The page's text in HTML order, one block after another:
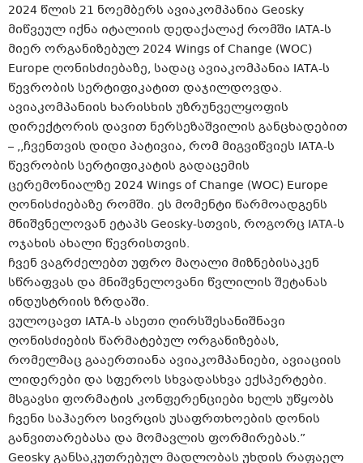
2024 წლის 21 ნოემბერს ავიაკომპანია Geosky
მიწვეულ იქნა იტალიის დედაქალაქ რომში IATA-ს
მიერ ორგანიზებულ 2024 Wings of Change (WOC)
Europe ღონისძიებაზე, სადაც ავიაკომპანია IATA-ს
წევრობის სერტიფიკატით დაჯილდოვდა.
ავიაკომპანიის ხარისხის უზრუნველყოფის
დირექტორის დავით ნერსეზაშვილის განცხადებით
– ,,ჩვენთვის დიდი პატივია, რომ მიგვიწვიეს IATA-ს
წევრობის სერტიფიკატის გადაცემის
ცერემონიალზე 2024 Wings of Change (WOC) Europe
ღონისძიებაზე რომში. ეს მომენტი წარმოადგენს
მნიშვნელოვან ეტაპს Geosky-სთვის, როგორც IATA-ს
ოჯახის ახალი წევრისთვის.
ჩვენ ვაგრძელებთ უფრო მაღალი მიზნებისაკენ
სწრაფვას და მნიშვნელოვანი წვლილის შეტანას
ინდუსტრიის ზრდაში.
ვულოცავთ IATA-ს ასეთი ღირსშესანიშნავი
ღონისძიების წარმატებულ ორგანიზებას,
რომელმაც გააერთიანა ავიაკომპანიები, ავიაციის
ლიდერები და სფეროს სხვადასხვა ექსპერტები.
მსგავსი ფორმატის კონფერენციები ხელს უწყობს
ჩვენი საჰაერო სივრცის უსაფრთხოების დონის
განვითარებასა და მომავლის ფორმირებას.”
Geosky განსაკუთრებულ მადლობას უხდის რაფაელ